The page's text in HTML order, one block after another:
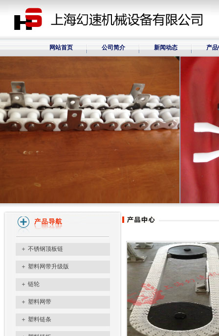
网站首页 公司简介 新闻动态 产
＋ 不锈钢顶板链
＋ 塑料网带升级版
＋ 链轮
＋ 塑料网带
＋ 塑料链条